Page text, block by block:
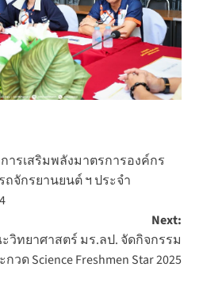
ารเสริมพลังมาตรการองค์กร
จักรยานยนต์ ฯ ประจำ
Next:
ทยาศาสตร์ มร.ลป. จัดกิจกรรม
กวด Science Freshmen Star 2025